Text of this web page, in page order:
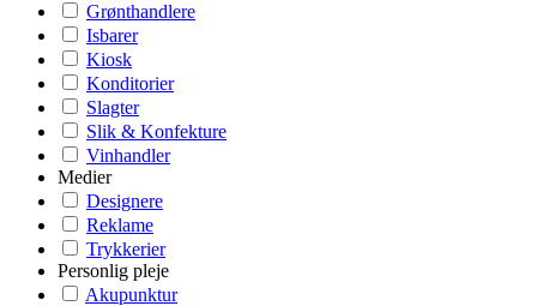
Grønthandlere
Isbarer
Kiosk
Konditorier
Slagter
Slik & Konfekture
Vinhandler
Medier
Designere
Reklame
Trykkerier
Personlig pleje
Akupunktur